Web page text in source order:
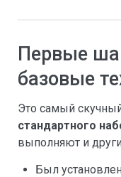
Первые
базовые
Это самый
стандартного
выполняют и
Был